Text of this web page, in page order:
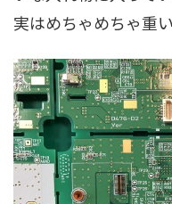
実はめちゃめちゃ重